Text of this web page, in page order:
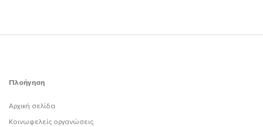
Πλοήγηση
Αρχική σελίδα
Κοινωφελείς οργανώσεις